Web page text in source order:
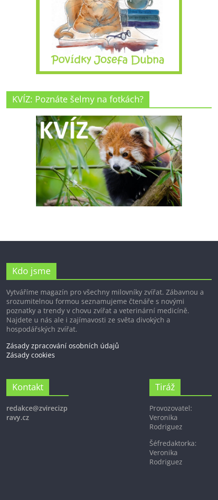
KVÍZ: Poznáte šelmy na fotkách?
Kdo jsme
Vytváříme magazín pro všechny milovníky zvířat. Zábavnou a
srozumitelnou formou seznamujeme čtenáře s novými
poznatky a trendy v chovu zvířat a veterinární medicíně.
Najdete u nás ale i zajímavosti ze světa divokých a
hospodářských zvířat.
Zásady zpracování osobních údajů
Zásady cookies
Kontakt
redakce@zvirecizp
ravy.cz
Tiráž
Provozovatel:
Veronika
Rodriguez
Šéfredaktorka:
Veronika
Rodriguez